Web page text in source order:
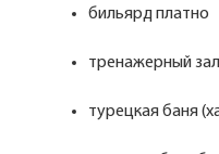
бильярд платно
тренажерный
турецкая баня